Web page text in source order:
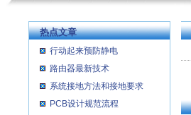
热点文章
行动起来预防静电
路由器最新技术
系统接地方法和接地要求
PCB设计规范流程